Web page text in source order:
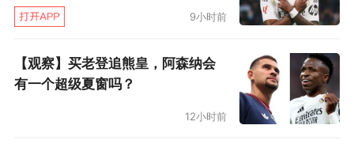
大满贯×24
奥运冠军×1
年终总决赛×7
9小时前
【观察】买老登追熊皇，阿森纳会
有一个超级夏窗吗？
12小时前